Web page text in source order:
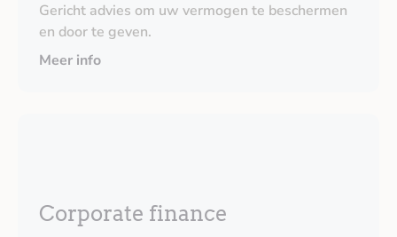
Gericht advies om uw vermogen te beschermen
en door te geven.
Meer info
Corporate finance